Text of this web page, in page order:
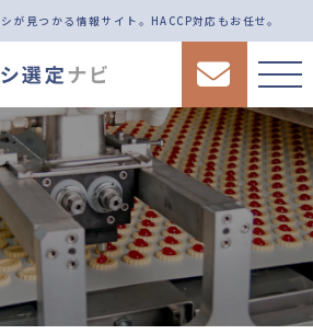
が見つかる情報サイト。 HACCP対応もお任せ。